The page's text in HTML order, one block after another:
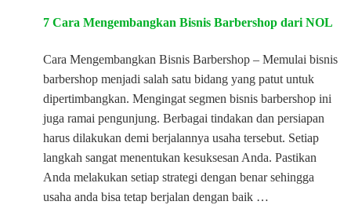
7 Cara Mengembangkan Bisnis Barbershop dari NOL
Cara Mengembangkan Bisnis Barbershop – Memulai bisnis
barbershop menjadi salah satu bidang yang patut untuk
dipertimbangkan. Mengingat segmen bisnis barbershop ini
juga ramai pengunjung. Berbagai tindakan dan persiapan
harus dilakukan demi berjalannya usaha tersebut. Setiap
langkah sangat menentukan kesuksesan Anda. Pastikan
Anda melakukan setiap strategi dengan benar sehingga
usaha anda bisa tetap berjalan dengan baik …